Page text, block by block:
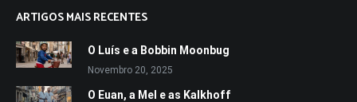
ARTIGOS MAIS RECENTES
O Luís e a Bobbin Moonbug
Novembro 20, 2025
O Euan, a Mel e as Kalkhoff